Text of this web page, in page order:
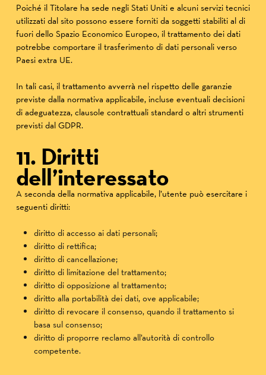
Poiché il Titolare ha sede negli Stati Uniti e alcuni servizi tecnici
utilizzati dal sito possono essere forniti da soggetti stabiliti al di
fuori dello Spazio Economico Europeo, il trattamento dei dati
potrebbe comportare il trasferimento di dati personali verso
Paesi extra UE.
In tali casi, il trattamento avverrà nel rispetto delle garanzie
previste dalla normativa applicabile, incluse eventuali decisioni
di adeguatezza, clausole contrattuali standard o altri strumenti
previsti dal GDPR.
11. Diritti
dell’interessato
A seconda della normativa applicabile, l’utente può esercitare i
seguenti diritti:
diritto di accesso ai dati personali;
diritto di rettifica;
diritto di cancellazione;
diritto di limitazione del trattamento;
diritto di opposizione al trattamento;
diritto alla portabilità dei dati, ove applicabile;
diritto di revocare il consenso, quando il trattamento si
basa sul consenso;
diritto di proporre reclamo all’autorità di controllo
competente.